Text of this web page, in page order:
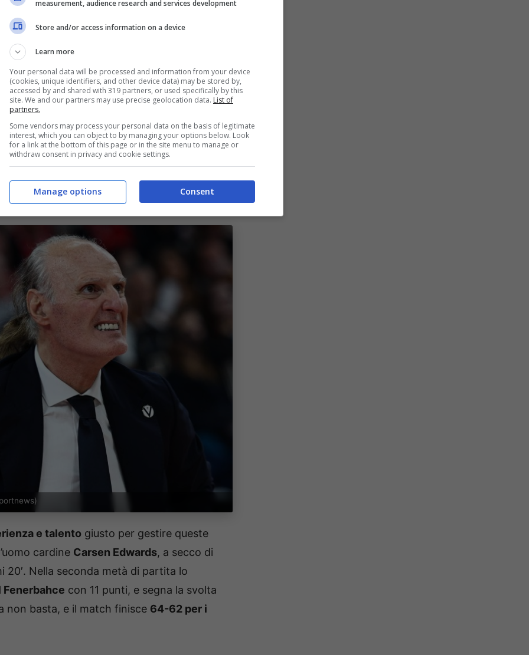
che fa uscire i turchi dal tunnel. Nonostante
per di più la Virtus conquistando il primo
sul +1.
Virtus veloce e fluida che mette in difficoltà i
che Ivanovic ha sempre dato in dote ai suoi
parte diJallowePajola(recuperato dal
non sono bastati però nella seconda
e soprattutto Smailagic.
e talento giusto per gestire queste
cardine Carsen Edwards, a secco di
20′. Nella seconda metà di partita lo
con 11 punti, e segna la svolta
non basta, e il match finisce 64-62 per i
measurement, audience research and services development
Store and/or access information on a device
Learn more
Your personal data will be processed and information from your device
(cookies, unique identifiers, and other device data) may be stored by,
accessed by and shared with 319 partners, or used specifically by this
site. We and our partners may use precise geolocation data. List of
partners.
Some vendors may process your personal data on the basis of legitimate
interest, which you can object to by managing your options below. Look
for a link at the bottom of this page or in the site menu to manage or
withdraw consent in privacy and cookie settings.
Consent
Manage options